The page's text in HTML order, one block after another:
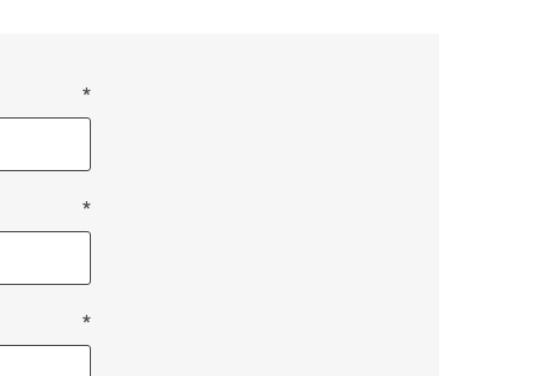
*
*
*